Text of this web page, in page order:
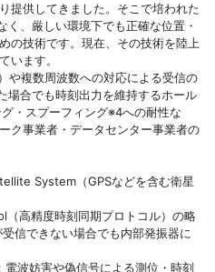
提供してきました。そこで培われた
、厳しい環境下でも正確な位置・
の技術です。現在、その技術を陸上
います。
や複数周波数への対応による受信の
場合でも時刻出力を維持するホール
・スプーフィング※4への耐性な
ク事業者・データセンター事業者の
System（GPSなどを含む衛星
高精度時刻同期プロトコル）の略
信できない場合でも内部発振器に
波妨害や偽信号による測位・時刻